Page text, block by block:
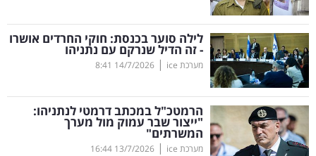
רכב
בריאות
תרבות
ופנאי
תיירות
לילה סוער בכנסת: חוקי החרדים אושרו
- זה הדיל שנרקם עם נתניהו
מערכת ice |
14/7/2026
8:41
הרמטכ"ל במכתב דרמטי לנתניהו:
"ייצור שבר עמוק מול מערך
המשרתים"
מערכת ice |
13/7/2026
16:44